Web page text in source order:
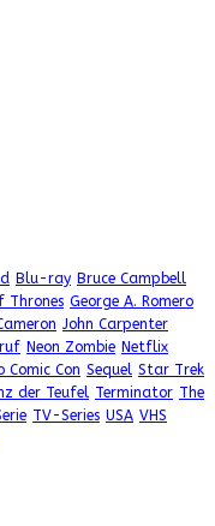
Blu-ray Bruce Campbell
Thrones George A. Romero
John Carpenter
Neon Zombie Netflix
Comic Con Sequel Star Trek
der Teufel Terminator The
TV-Series USA VHS